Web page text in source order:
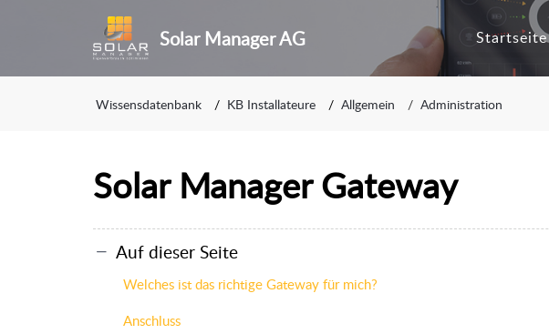
Solar Manager AG Startseite
Wissensdatenbank KB Installateure Allgemein Administration
Solar Manager Gateway
Auf dieser Seite
Welches ist das richtige Gateway für mich?
Anschluss